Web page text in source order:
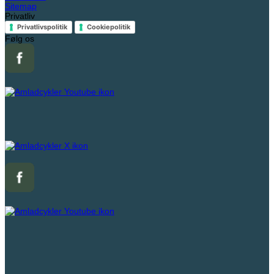
Sitemap
Privatliv
Privatlivspolitik Cookiepolitik
Følg os